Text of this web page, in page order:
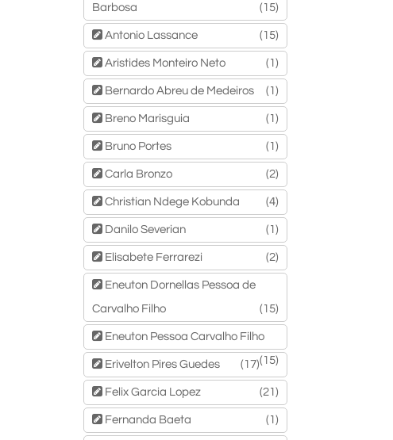
Barbosa
(15)
Antonio Lassance (15)
Aristides Monteiro Neto (1)
Bernardo Abreu de Medeiros (1)
Breno Marisguia (1)
Bruno Portes (1)
Carla Bronzo (2)
Christian Ndege Kobunda (4)
Danilo Severian (1)
Elisabete Ferrarezi (2)
Eneuton Dornellas Pessoa de
Carvalho Filho
(15)
Eneuton Pessoa Carvalho Filho
(15)
Erivelton Pires Guedes (17)
Felix Garcia Lopez (21)
Fernanda Baeta (1)